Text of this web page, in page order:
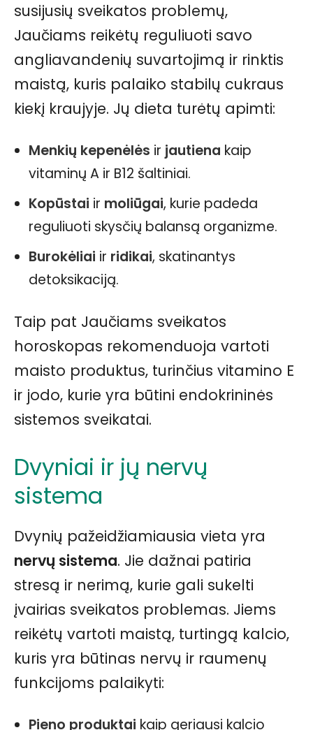
susijusių sveikatos problemų,
Jaučiams reikėtų reguliuoti savo
angliavandenių suvartojimą ir rinktis
maistą, kuris palaiko stabilų cukraus
kiekį kraujyje. Jų dieta turėtų apimti:
Menkių kepenėlės ir jautiena kaip
vitaminų A ir B12 šaltiniai.
Kopūstai ir moliūgai, kurie padeda
reguliuoti skysčių balansą organizme.
Burokėliai ir ridikai, skatinantys
detoksikaciją.
Taip pat Jaučiams sveikatos
horoskopas rekomenduoja vartoti
maisto produktus, turinčius vitamino E
ir jodo, kurie yra būtini endokrininės
sistemos sveikatai.
Dvyniai ir jų nervų
sistema
Dvynių pažeidžiamiausia vieta yra
nervų sistema. Jie dažnai patiria
stresą ir nerimą, kurie gali sukelti
įvairias sveikatos problemas. Jiems
reikėtų vartoti maistą, turtingą kalcio,
kuris yra būtinas nervų ir raumenų
funkcijoms palaikyti:
Pieno produktai kaip geriausi kalcio